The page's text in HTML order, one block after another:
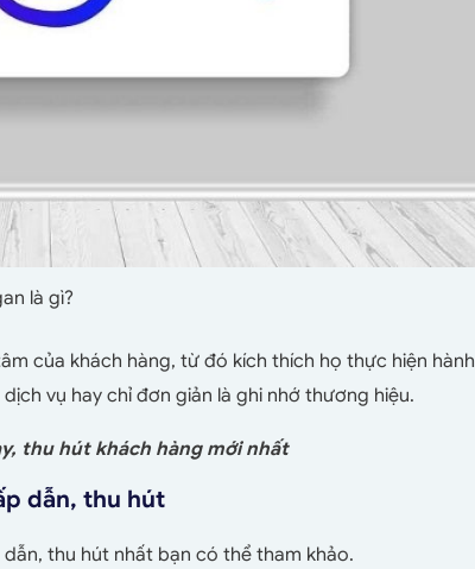
là gì?
của khách hàng, từ đó kích thích họ thực hiện hành
vụ hay chỉ đơn giản là ghi nhớ thương hiệu.
thu hút khách hàng mới nhất
dẫn, thu hút
thu hút nhất bạn có thể tham khảo.